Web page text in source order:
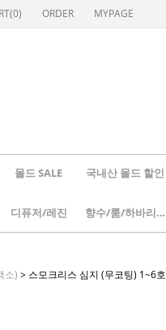
0) ORDER MYPAGE
몰드 SALE 국내산 몰드 할인
디퓨저/레진 향수/룸/하바리움
소) > 스모크리스 심지 (무코팅) 1~6호